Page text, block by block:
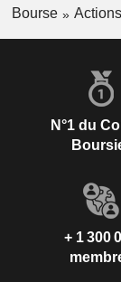
Bourse Actions
N°1 du
+ 1 300